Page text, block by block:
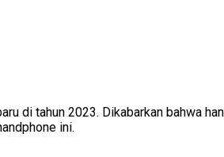
di tahun 2023. Dikabarkan bahwa
ini.